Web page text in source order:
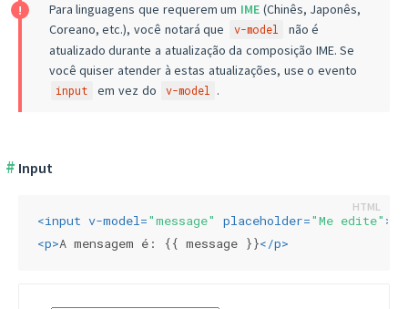
Para linguagens que requerem um IME (Chinês, Japonês,
Coreano, etc.), você notará que
v-model
não é
atualizado durante a atualização da composição IME. Se
você quiser atender à estas atualizações, use o evento
input em vez do v-model .
Input
<input v-model="message" placeholder="Me edite" >
<p>A mensagem é: {{ message }}</p>